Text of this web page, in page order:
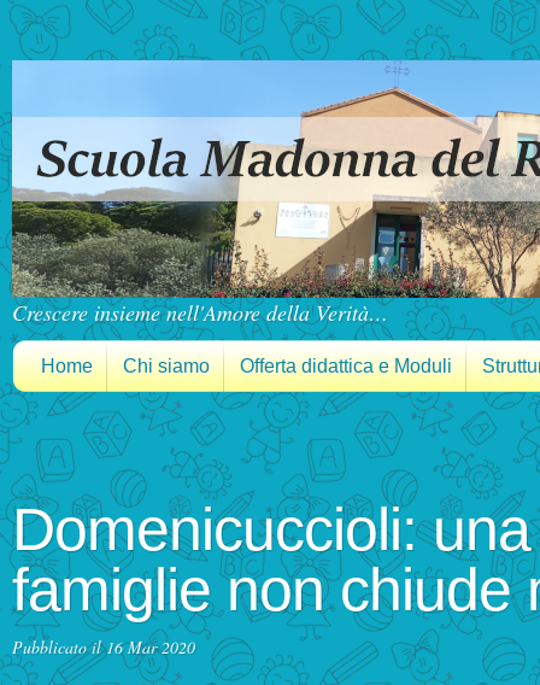
Crescere insieme nell'Amore della Verità…
Home Chi siamo Offerta didattica e Moduli
Domenicuccioli:
famiglie non
Pubblicato il 16 Mar 2020